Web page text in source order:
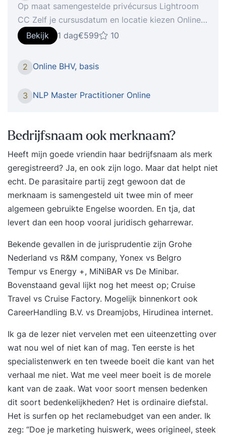
Op maat samengestelde privécursus Lightroom
CC Zelf je cursusdatum en locatie kiezen Online
verder leren met StudyFlix De nieuwste telg van
Creative Cloud gooit in een flitsend jasje het roer
cursus Lightroom CC ga je aan de slag om, indien
toveren naar beeld waar je echt trots op kan zijn!
cursus Lightroom CC vindt er een telefonische
intake plaats, waarin we je huidige niveau en
leerbehoefte bepalen. 2: Voorbereiding Wij gaan
aan de slag om een persoonlijk cursusprogramma
voor je samen te stellen op basis van je huidige
niveau en interesses. 3: Cursusdatum Op je zelf
gekozen cursusdatum ga je één op één aan de
slag met onze trainer, die je alle aspecten van de
Wij stellen een computer met de software tot je
beschikking. 4: StudyFlix Na de cursus Lightroom
CC krijg je toegang tot ons online
cursusplatform, waar je terug kan blikken op de
cursus of aan de slag kunt gaan met gevorderde
stof, certificaten kan verdienen & meer
Bekijk 1 dag€599 10
2 Online BHV, basis
3 NLP Master Practitioner Online
Bedrijfsnaam ook merknaam?
Heeft mijn goede vriendin haar bedrijfsnaam als merk
geregistreerd? Ja, en ook zijn logo. Maar dat helpt niet
echt. De parasitaire partij zegt gewoon dat de
merknaam is samengesteld uit twee min of meer
algemeen gebruikte Engelse woorden. En tja, dat
levert dan een hoop vooral juridisch geharrewar.
Bekende gevallen in de jurisprudentie zijn Grohe
Nederland vs R&M company, Yonex vs Belgro
Tempur vs Energy +, MiNiBAR vs De Minibar.
Bovenstaand geval lijkt nog het meest op; Cruise
Travel vs Cruise Factory. Mogelijk binnenkort ook
CareerHandling B.V. vs Dreamjobs, Hirudinea internet.
Ik ga de lezer niet vervelen met een uiteenzetting over
wat nou wel of niet kan of mag. Ten eerste is het
specialistenwerk en ten tweede boeit die kant van het
verhaal me niet. Wat me veel meer boeit is de morele
kant van de zaak. Wat voor soort mensen bedenken
dit soort bedenkelijkheden? Het is ordinaire diefstal.
Het is surfen op het reclamebudget van een ander. Ik
zeg: “Doe je marketing huiswerk, wees origineel, steek